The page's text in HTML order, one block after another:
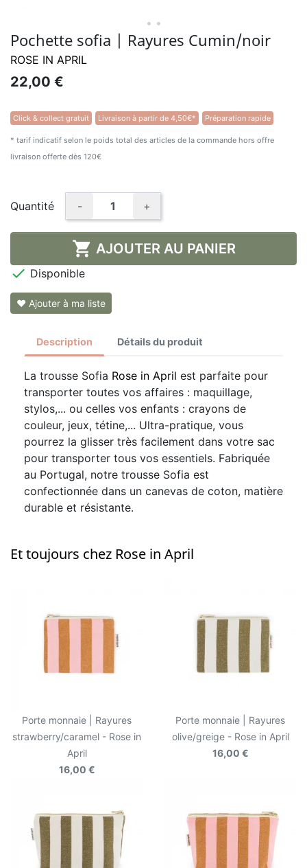
• •
Pochette sofia | Rayures Cumin/noir
ROSE IN APRIL
22,00 €
Click & collect gratuit Livraison à partir de 4,50€* Préparation rapide
* tarif indicatif selon le poids total des articles de la commande hors offre
livraison offerte dès 120€
Quantité - +
 AJOUTER AU PANIER
 Disponible
❤ Ajouter à ma liste
Description Détails du produit
La trousse Sofia Rose in April est parfaite pour
transporter toutes vos affaires : maquillage,
stylos,... ou celles vos enfants : crayons de
couleur, jeux, tétine,... Ultra-pratique, vous
pourrez la glisser très facilement dans votre sac
pour transporter tous vos essentiels. Fabriquée
au Portugal, notre trousse Sofia est
confectionnée dans un canevas de coton, matière
durable et résistante.
Et toujours chez Rose in April
Porte monnaie | Rayures
strawberry/caramel - Rose in
April
16,00 €
Porte monnaie | Rayures
olive/greige - Rose in April
16,00 €